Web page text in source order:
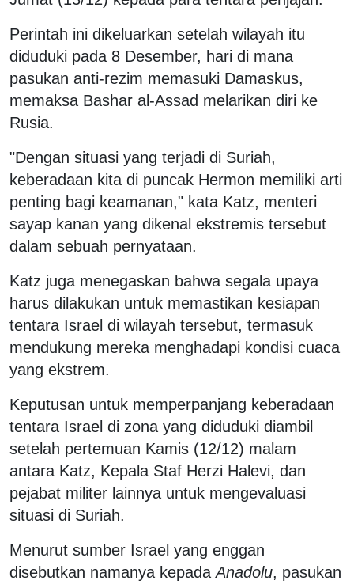
Perintah ini dikeluarkan setelah wilayah itu
diduduki pada 8 Desember, hari di mana
pasukan anti-rezim memasuki Damaskus,
memaksa Bashar al-Assad melarikan diri ke
Rusia.
"Dengan situasi yang terjadi di Suriah,
keberadaan kita di puncak Hermon memiliki arti
penting bagi keamanan," kata Katz, menteri
sayap kanan yang dikenal ekstremis tersebut
dalam sebuah pernyataan.
Katz juga menegaskan bahwa segala upaya
harus dilakukan untuk memastikan kesiapan
tentara Israel di wilayah tersebut, termasuk
mendukung mereka menghadapi kondisi cuaca
yang ekstrem.
Keputusan untuk memperpanjang keberadaan
tentara Israel di zona yang diduduki diambil
setelah pertemuan Kamis (12/12) malam
antara Katz, Kepala Staf Herzi Halevi, dan
pejabat militer lainnya untuk mengevaluasi
situasi di Suriah.
Menurut sumber Israel yang enggan
disebutkan namanya kepadaAnadolu, pasukan